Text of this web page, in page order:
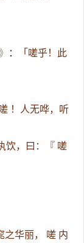
：
「嗟乎！此
！人无哗，听
饮，曰：『 嗟
之华丽， 嗟 内